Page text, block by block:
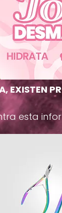
EXISTEN
esta